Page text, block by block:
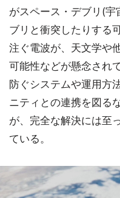
がスペース・デブリ(
ブリと衝突したりする
注ぐ電波が、天文学や
可能性などが懸念され
防ぐシステムや運用方
ニティとの連携を図る
が、完全な解決には至
ている。